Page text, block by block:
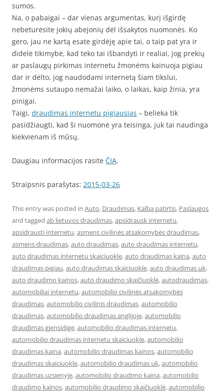
sumos.
Na, o pabaigai – dar vienas argumentas, kurį išgirdę
nebeturėsite jokių abejonių dėl išsakytos nuomonės. Ko
gero, jau ne kartą esate girdėję apie tai, o taip pat yra ir
didelė tikimybė, kad teko tai išbandyti ir realiai, jog prekių
ar paslaugų pirkimas internetu žmonėms kainuoja pigiau
dar ir dėlto, jog naudodami internetą šiam tikslui,
žmonėms sutaupo nemažai laiko, o laikas, kaip žinia, yra
pinigai.
Taigi, draudimas internetu pigiausias – belieka tik
pasidžiaugti, kad ši nuomonė yra teisinga, juk tai naudinga
kiekvienam iš mūsų.
Daugiau informacijos rasite ČIA.
Straipsnis parašytas: 2015-03-26
This entry was posted in Auto, Draudimas, Kalba patirtis, Paslaugos
and tagged ab lietuvos draudimas,apsidrausk internetu,
apsidrausti internetu,asmens civilinės atsakomybės draudimas,
asmens draudimas,auto draudimas,auto draudimas internetu,
auto draudimas internetu skaiciuokle,auto draudimas kaina,auto
draudimas pigiau,auto draudimas skaiciuokle,auto draudimas uk,
auto draudimo kainos,auto draudimo skaičiuoklė,autodraudimas,
automobiliai internetu,automobilio civilinės atsakomybės
draudimas,automobilio civilinis draudimas,automobilio
draudimas,automobilio draudimas anglijoje,automobilio
draudimas gjensidige,automobilio draudimas internetu,
automobilio draudimas internetu skaiciuokle,automobilio
draudimas kaina,automobilio draudimas kainos,automobilio
draudimas skaiciuokle,automobilio draudimas uk,automobilio
draudimas uzsienyje,automobilio draudimo kaina,automobilio
draudimo kainos,automobilio draudimo skaičiuoklė,automobilio